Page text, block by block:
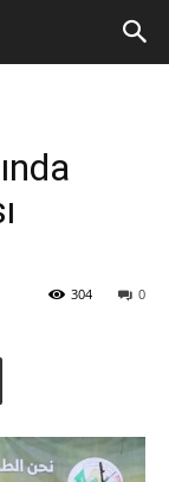
0
304